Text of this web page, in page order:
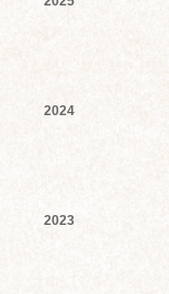
2024
2023